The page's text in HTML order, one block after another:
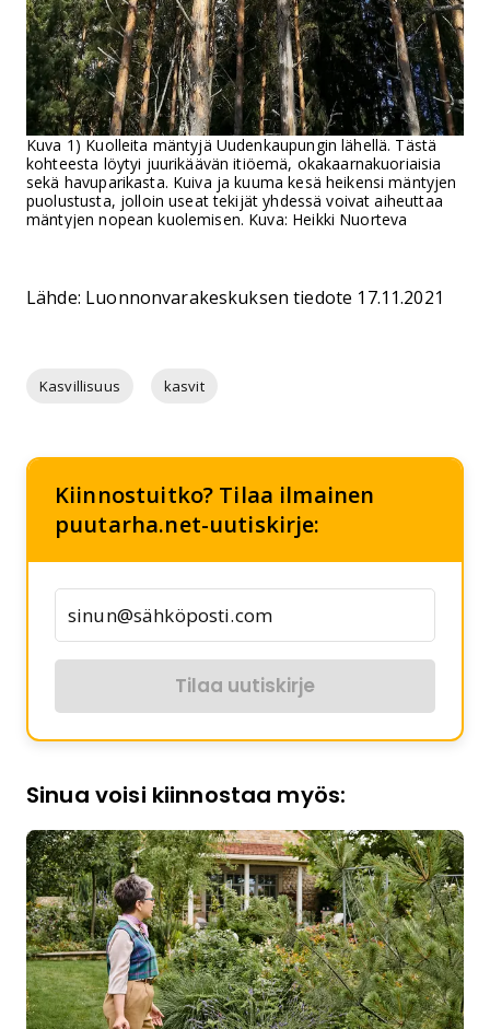
Kuva 1) Kuolleita mäntyjä Uudenkaupungin lähellä. Tästä
kohteesta löytyi juurikäävän itiöemä, okakaarnakuoriaisia
sekä havuparikasta. Kuiva ja kuuma kesä heikensi mäntyjen
puolustusta, jolloin useat tekijät yhdessä voivat aiheuttaa
mäntyjen nopean kuolemisen. Kuva: Heikki Nuorteva
Lähde: Luonnonvarakeskuksen tiedote 17.11.2021
Kasvillisuus kasvit
Kiinnostuitko? Tilaa ilmainen
puutarha.net-uutiskirje:
Tilaa uutiskirje
Sinua voisi kiinnostaa myös: